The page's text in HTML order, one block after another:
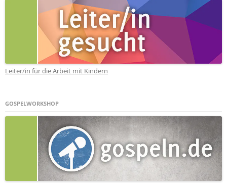
Leiter/in für die Arbeit mit Kindern
GOSPELWORKSHOP